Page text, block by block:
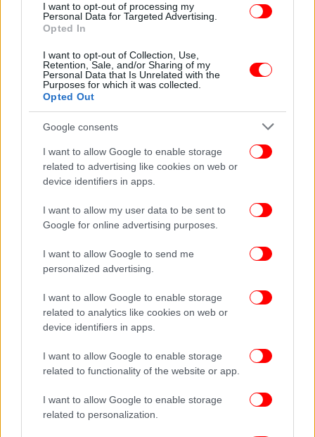
I want to opt-out of processing my
Personal Data for Targeted Advertising.
Opted In
I want to opt-out of Collection, Use,
Retention, Sale, and/or Sharing of my
Personal Data that Is Unrelated with the
Purposes for which it was collected.
Opted Out
Google consents
I want to allow Google to enable storage
related to advertising like cookies on web or
device identifiers in apps.
I want to allow my user data to be sent to
Google for online advertising purposes.
I want to allow Google to send me
personalized advertising.
I want to allow Google to enable storage
related to analytics like cookies on web or
device identifiers in apps.
I want to allow Google to enable storage
related to functionality of the website or app.
I want to allow Google to enable storage
related to personalization.
ΠΕΡΙΣΣΟΤΕΡΑ ΒΙΝΤΕΟ
Ακολουθήστε το
και μάθετε
πρώτοι όλες τις ειδήσεις
Δείτε όλες τις τελευταίεςΕιδήσεις
ΤΖΑΚ ΠΟΤ
ΤΥΧΕΡΟΊ ΑΡΙΘΜΟΊ